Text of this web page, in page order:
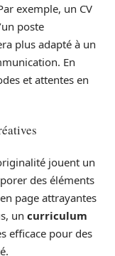
exemple, un CV
poste
plus adapté à un
En
et attentes en
jouent un
des éléments
page attrayantes
un curriculum
efficace pour des